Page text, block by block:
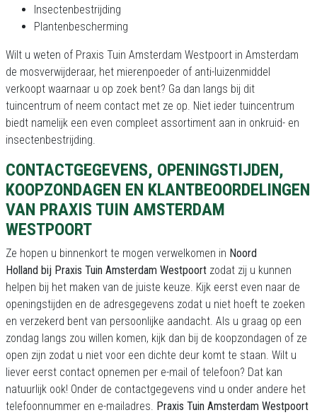
Insectenbestrijding
Plantenbescherming
Wilt u weten of Praxis Tuin Amsterdam Westpoort in Amsterdam
de mosverwijderaar, het mierenpoeder of anti-luizenmiddel
verkoopt waarnaar u op zoek bent? Ga dan langs bij dit
tuincentrum of neem contact met ze op. Niet ieder tuincentrum
biedt namelijk een even compleet assortiment aan in onkruid- en
insectenbestrijding.
CONTACTGEGEVENS, OPENINGSTIJDEN,
KOOPZONDAGEN EN KLANTBEOORDELINGEN
VAN PRAXIS TUIN AMSTERDAM
WESTPOORT
Ze hopen u binnenkort te mogen verwelkomen in Noord
Holland bij Praxis Tuin Amsterdam Westpoort zodat zij u kunnen
helpen bij het maken van de juiste keuze. Kijk eerst even naar de
openingstijden en de adresgegevens zodat u niet hoeft te zoeken
en verzekerd bent van persoonlijke aandacht. Als u graag op een
zondag langs zou willen komen, kijk dan bij de koopzondagen of ze
open zijn zodat u niet voor een dichte deur komt te staan. Wilt u
liever eerst contact opnemen per e-mail of telefoon? Dat kan
natuurlijk ook! Onder de contactgegevens vind u onder andere het
telefoonnummer en e-mailadres. Praxis Tuin Amsterdam Westpoort